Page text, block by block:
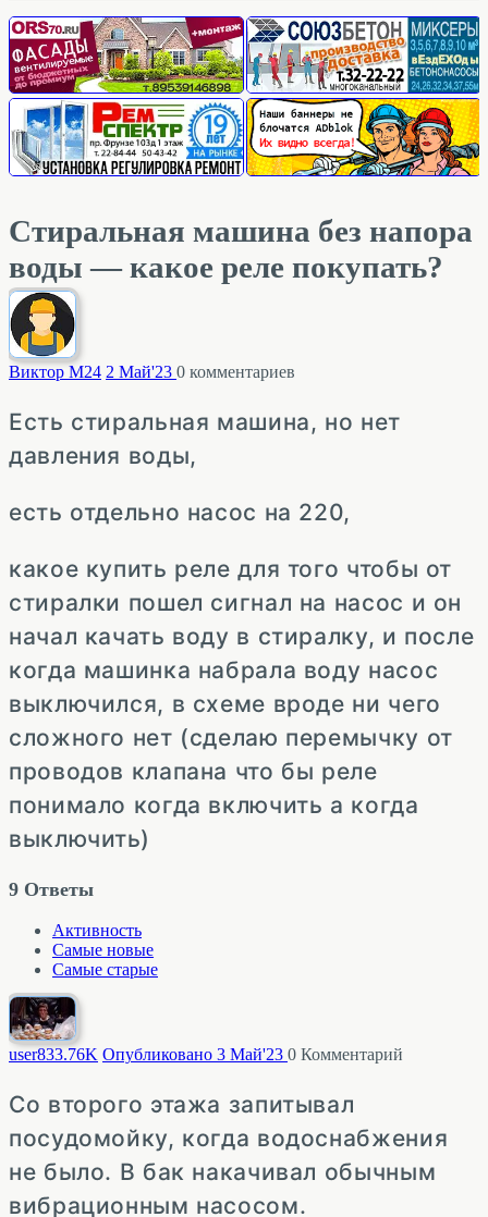
Стиральная машина без напора
воды — какое реле покупать?
Виктор М24 2 Май'23 0 комментариев
Есть стиральная машина, но нет
давления воды,
есть отдельно насос на 220,
какое купить реле для того чтобы от
стиралки пошел сигнал на насос и он
начал качать воду в стиралку, и после
когда машинка набрала воду насос
выключился, в схеме вроде ни чего
сложного нет (сделаю перемычку от
проводов клапана что бы реле
понимало когда включить а когда
выключить)
9 Ответы
Активность
Самые новые
Самые старые
user833.76K Опубликовано 3 Май'23 0 Комментарий
Со второго этажа запитывал
посудомойку, когда водоснабжения
не было. В бак накачивал обычным
вибрационным насосом.